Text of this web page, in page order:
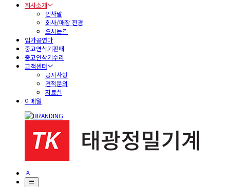
회사소개
인사말
회사/매장 전경
오시는길
임가공연마
중고연삭기판매
중고연삭기수리
고객센터
공지사항
견적문의
자료실
이메일